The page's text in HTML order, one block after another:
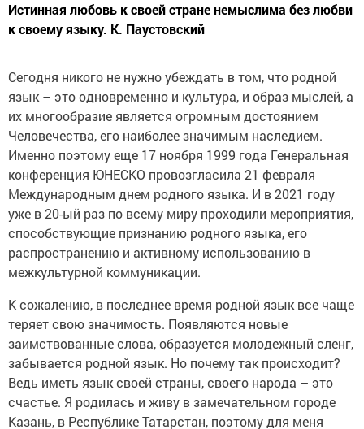
Истинная любовь к своей стране немыслима без любви
к своему языку. К. Паустовский
Сегодня никого не нужно убеждать в том, что родной
язык – это одновременно и культура, и образ мыслей, а
их многообразие является огромным достоянием
Человечества, его наиболее значимым наследием.
Именно поэтому еще 17 ноября 1999 года Генеральная
конференция ЮНЕСКО провозгласила 21 февраля
Международным днем родного языка. И в 2021 году
уже в 20-ый раз по всему миру проходили мероприятия,
способствующие признанию родного языка, его
распространению и активному использованию в
межкультурной коммуникации.
К сожалению, в последнее время родной язык все чаще
теряет свою значимость. Появляются новые
заимствованные слова, образуется молодежный сленг,
забывается родной язык. Но почему так происходит?
Ведь иметь язык своей страны, своего народа – это
счастье. Я родилась и живу в замечательном городе
Казань, в Республике Татарстан, поэтому для меня